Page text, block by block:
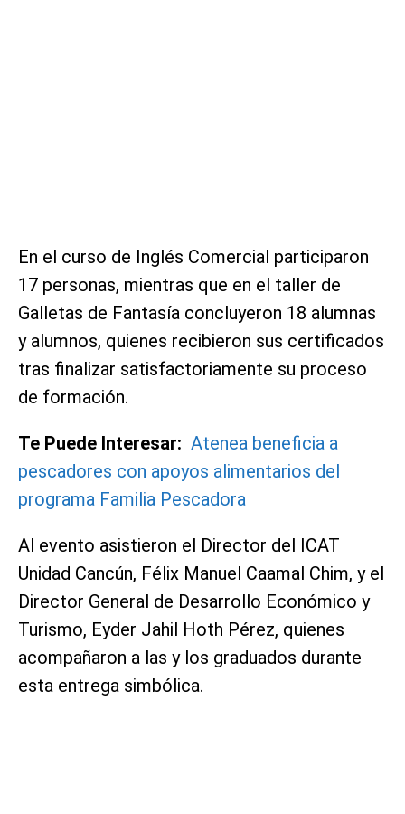
En el curso de Inglés Comercial participaron
17 personas, mientras que en el taller de
Galletas de Fantasía concluyeron 18 alumnas
y alumnos, quienes recibieron sus certificados
tras finalizar satisfactoriamente su proceso
de formación.
Te Puede Interesar: Atenea beneficia a
pescadores con apoyos alimentarios del
programa Familia Pescadora
Al evento asistieron el Director del ICAT
Unidad Cancún, Félix Manuel Caamal Chim, y el
Director General de Desarrollo Económico y
Turismo, Eyder Jahil Hoth Pérez, quienes
acompañaron a las y los graduados durante
esta entrega simbólica.